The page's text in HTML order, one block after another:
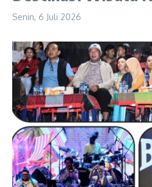
Senin, 6 Juli 2026